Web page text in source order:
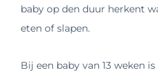
baby op den duur herkent
eten of slapen.
Bij een baby van 13 weken